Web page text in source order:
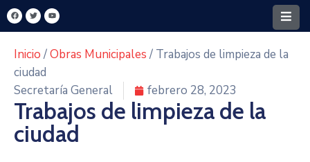
Home
Santa
Rita
Intendencia
Inicio/Obras Municipales/ Trabajos de limpieza de la
ciudad
Secretaría General
febrero 28, 2023
Trabajos de limpieza de la
ciudad